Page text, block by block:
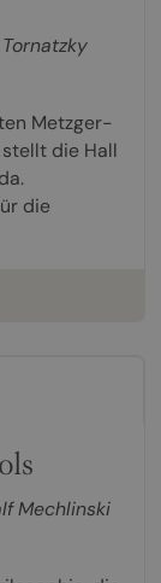
Metzger-
die Hall
die
Mechlinski